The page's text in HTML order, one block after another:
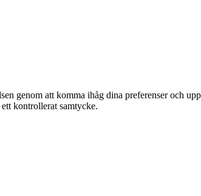
genom att komma ihåg dina preferenser och
kontrollerat samtycke.